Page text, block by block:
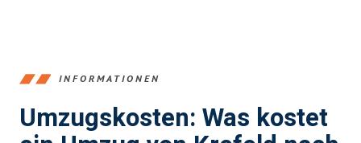
INFORMATIONEN
Umzugskosten: Was kostet